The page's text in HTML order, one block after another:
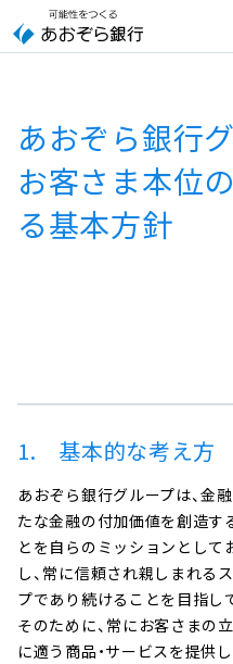
あおぞら銀行
お客さま本位
る基本方針
1. 基本的な考え方
あおぞら銀行グループは、金
たな金融の付加価値を創造す
とを自らのミッションとして
し、常に信頼され親しまれる
プであり続けることを目指し
そのために、常にお客さまの
に適う商品・サービスを提供